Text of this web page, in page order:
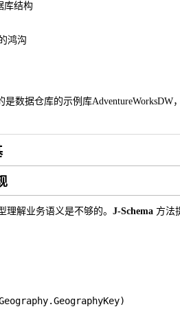
库结构
鸿沟
数据仓库的示例库
理解业务语义是不够的。 J-Schema 方法